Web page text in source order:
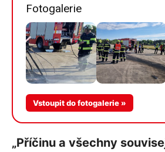
Fotogalerie
Vstoupit do fotogalerie »
„Příčinu a všechny